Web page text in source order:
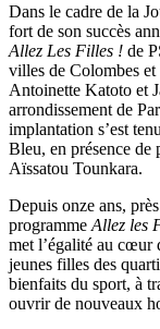
Dans le cadre de la
fort de son succès
Allez Les Filles ! de
villes de Colombes
Antoinette Katoto et
arrondissement de
implantation s’est
Bleu, en présence de
Aïssatou Tounkara.
Depuis onze ans,
programme Allez les
met l’égalité au cœur
jeunes filles des
bienfaits du sport, à
ouvrir de nouveaux